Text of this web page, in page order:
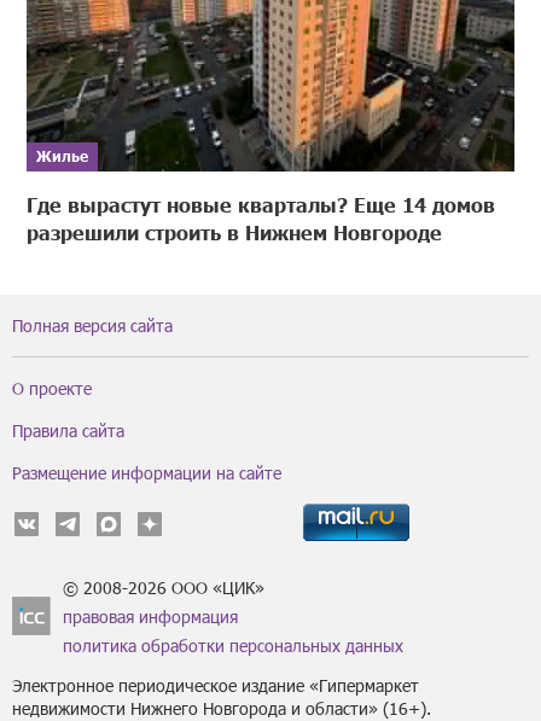
Жилье
Где вырастут новые кварталы? Еще 14 домов
разрешили строить в Нижнем Новгороде
Полная версия сайта
О проекте
Правила сайта
Размещение информации на сайте
© 2008-2026 ООО «ЦИК»
правовая информация
политика обработки персональных данных
Электронное периодическое издание «Гипермаркет
недвижимости Нижнего Новгорода и области» (16+).